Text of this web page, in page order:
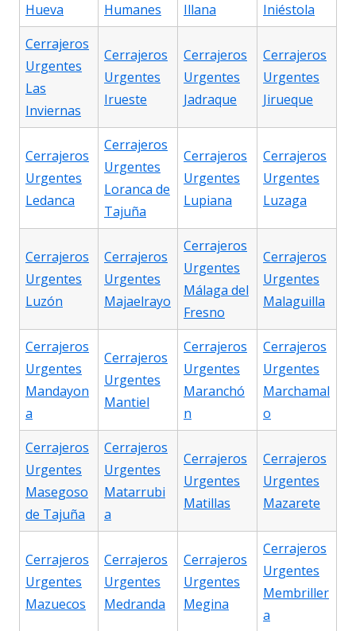
Hueva
Humanes
Illana
Iniéstola
Cerrajeros
Urgentes
Las
Inviernas
Cerrajeros
Urgentes
Irueste
Cerrajeros
Urgentes
Jadraque
Cerrajeros
Urgentes
Jirueque
Cerrajeros
Urgentes
Ledanca
Cerrajeros
Urgentes
Loranca de
Tajuña
Cerrajeros
Urgentes
Lupiana
Cerrajeros
Urgentes
Luzaga
Cerrajeros
Urgentes
Luzón
Cerrajeros
Urgentes
Majaelrayo
Cerrajeros
Urgentes
Málaga del
Fresno
Cerrajeros
Urgentes
Malaguilla
Cerrajeros
Urgentes
Mandayon
a
Cerrajeros
Urgentes
Mantiel
Cerrajeros
Urgentes
Maranchó
n
Cerrajeros
Urgentes
Marchamal
o
Cerrajeros
Urgentes
Masegoso
de Tajuña
Cerrajeros
Urgentes
Matarrubi
a
Cerrajeros
Urgentes
Matillas
Cerrajeros
Urgentes
Mazarete
Cerrajeros
Urgentes
Mazuecos
Cerrajeros
Urgentes
Medranda
Cerrajeros
Urgentes
Megina
Cerrajeros
Urgentes
Membriller
a